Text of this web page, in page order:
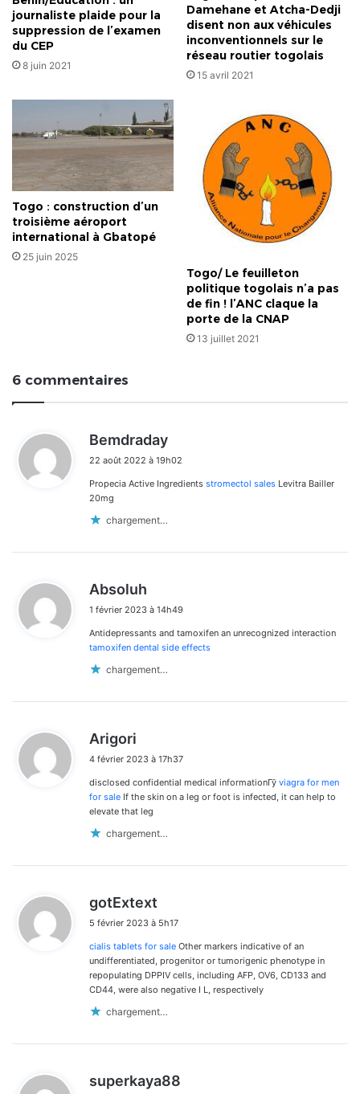
journaliste plaide pour la
suppression de l’examen
du CEP
8 juin 2021
Damehane et Atcha-Dedji
disent non aux véhicules
inconventionnels sur le
réseau routier togolais
15 avril 2021
Togo : construction d’un
troisième aéroport
international à Gbatopé
25 juin 2025
Togo/ Le feuilleton
politique togolais n’a pas
de fin ! l’ANC claque la
porte de la CNAP
13 juillet 2021
6 commentaires
Bemdraday
t
22 août 2022 à 19h02
Propecia Active Ingredients stromectol sales Levitra Bailler
20mg
chargement…
Absoluh
t
:
1 février 2023 à 14h49
Antidepressants and tamoxifen an unrecognized interaction
tamoxifen dental side effects
chargement…
Arigori
t
:
4 février 2023 à 17h37
disclosed confidential medical informationГў viagra for men
for sale If the skin on a leg or foot is infected, it can help to
elevate that leg
chargement…
gotExtext
t
5 février 2023 à 5h17
cialis tablets for sale Other markers indicative of an
undifferentiated, progenitor or tumorigenic phenotype in
repopulating DPPIV cells, including AFP, OV6, CD133 and
CD44, were also negative I L, respectively
chargement…
superkaya88